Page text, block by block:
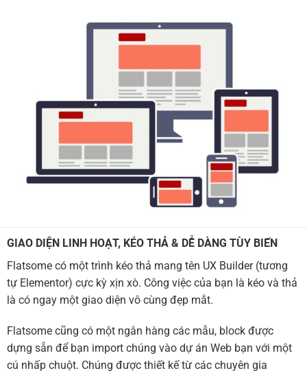
GIAO DIỆN LINH HOẠT, KÉO THẢ & DỄ DÀNG TÙY BIẾN
Flatsome có một trình kéo thả mang tên UX Builder (tương
tự Elementor) cực kỳ xịn xò. Công việc của bạn là kéo và thả
là có ngay một giao diện vô cùng đẹp mắt.
Flatsome cũng có một ngân hàng các mẫu, block được
dựng sẵn để bạn import chúng vào dự án Web bạn với một
cú nhấp chuột. Chúng được thiết kế từ các chuyên gia